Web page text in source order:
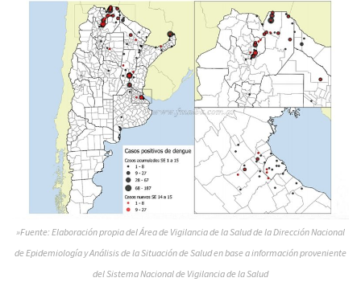
»Fuente: Elaboración propia del Área de Vigilancia de la Salud de la Dirección Nacional
de Epidemiología y Análisis de la Situación de Salud en base a información proveniente
del Sistema Nacional de Vigilancia de la Salud